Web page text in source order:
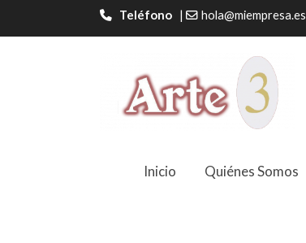
Teléfono| hola@miempresa.es
Inicio Quiénes Somos